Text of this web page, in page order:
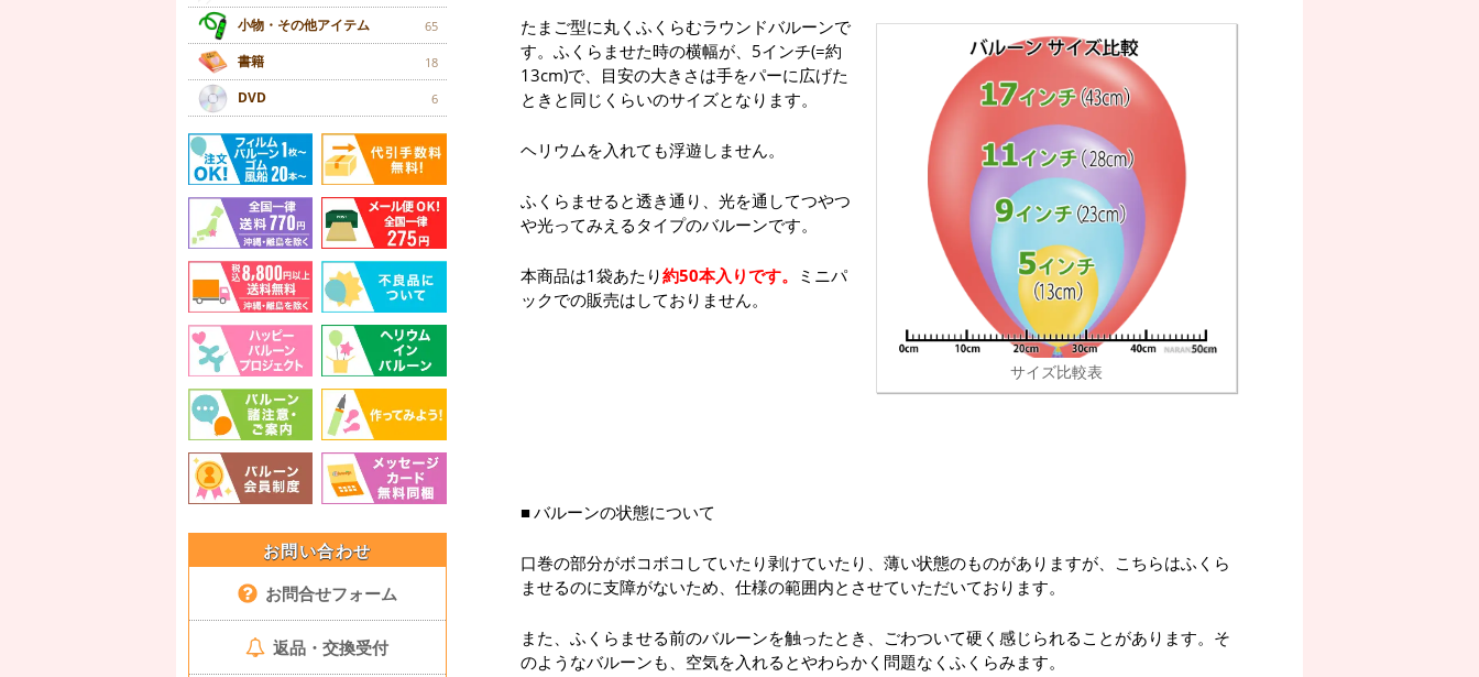
小物・その他アイテム 65
書籍 18
DVD 6
お問い合わせ
お問合せフォーム
返品・交換受付
サイズ比較表
たまご型に丸くふくらむラウンドバルーンで
す。ふくらませた時の横幅が、5インチ(=約
13cm)で、目安の大きさは手をパーに広げた
ときと同じくらいのサイズとなります。
ヘリウムを入れても浮遊しません。
ふくらませると透き通り、光を通してつやつ
や光ってみえるタイプのバルーンです。
本商品は1袋あたり約50本入りです。 ミニパ
ックでの販売はしておりません。
バルーンの状態について
口巻の部分がボコボコしていたり剥けていたり、薄い状態のものがありますが、こちらはふくら
ませるのに支障がないため、仕様の範囲内とさせていただいております。
また、ふくらませる前のバルーンを触ったとき、ごわついて硬く感じられることがあります。そ
のようなバルーンも、空気を入れるとやわらかく問題なくふくらみます。